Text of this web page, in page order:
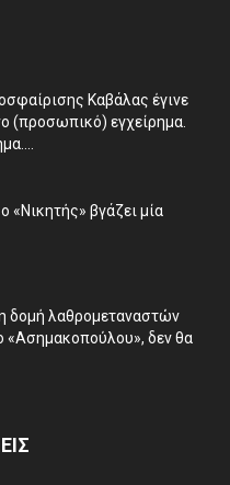
Καβάλας έγινε
(προσωπικό) εγχείρημα.
«Νικητής» βγάζει μία
δομή λαθρομεταναστών
«Ασημακοπούλου», δεν θα